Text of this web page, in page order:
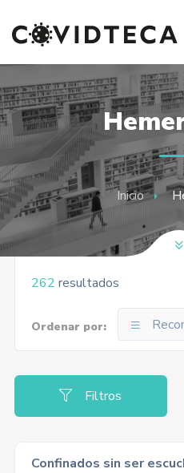
Inicio
262 resultados
Ordenar por:
Filtros
Confinados sin ser